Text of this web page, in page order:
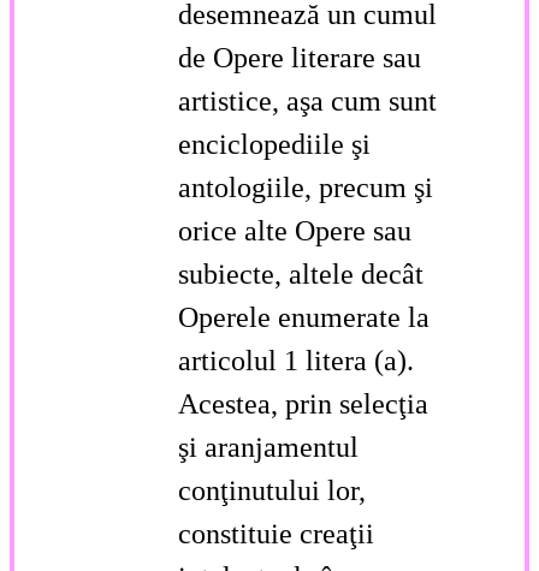
desemnează un cumul
de Opere literare sau
artistice, aşa cum sunt
enciclopediile şi
antologiile, precum şi
orice alte Opere sau
subiecte, altele decât
Operele enumerate la
articolul 1 litera (a).
Acestea, prin selecţia
şi aranjamentul
conţinutului lor,
constituie creaţii